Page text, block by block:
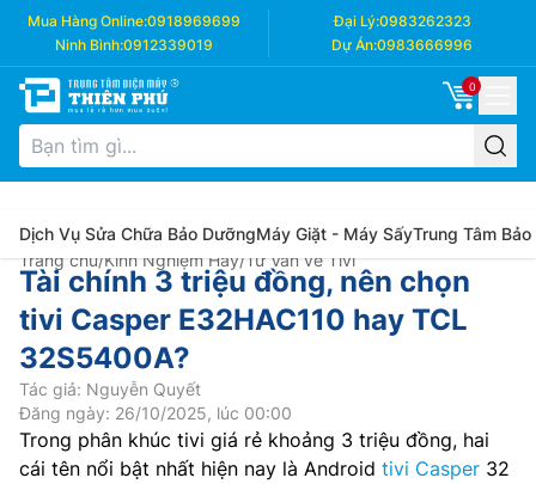
Mua Hàng Online:0918969699 Đại Lý:0983262323
Ninh Bình:0912339019 Dự Án:0983666996
0
Dịch Vụ Sửa Chữa Bảo DưỡngMáy Giặt - Máy SấyTrung Tâm Bảo
Trang chủ/Kinh Nghiệm Hay/Tư Vấn về Tivi
Tài chính 3 triệu đồng, nên chọn
tivi Casper E32HAC110 hay TCL
32S5400A?
Tác giả: Nguyễn Quyết
Đăng ngày: 26/10/2025, lúc 00:00
Trong phân khúc tivi giá rẻ khoảng 3 triệu đồng, hai
cái tên nổi bật nhất hiện nay là Android tivi Casper 32